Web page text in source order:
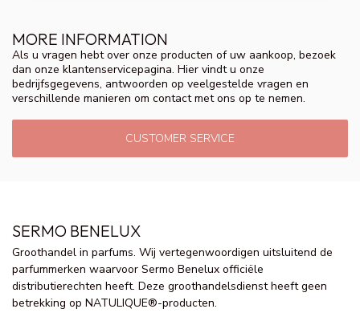
MORE INFORMATION
Als u vragen hebt over onze producten of uw aankoop, bezoek
dan onze klantenservicepagina. Hier vindt u onze
bedrijfsgegevens, antwoorden op veelgestelde vragen en
verschillende manieren om contact met ons op te nemen.
CUSTOMER SERVICE
SERMO BENELUX
Groothandel in parfums. Wij vertegenwoordigen uitsluitend de
parfummerken waarvoor Sermo Benelux officiële
distributierechten heeft. Deze groothandelsdienst heeft geen
betrekking op NATULIQUE®-producten.